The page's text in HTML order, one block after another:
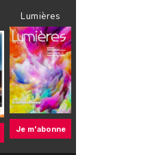
Lumières
Je m'abonne